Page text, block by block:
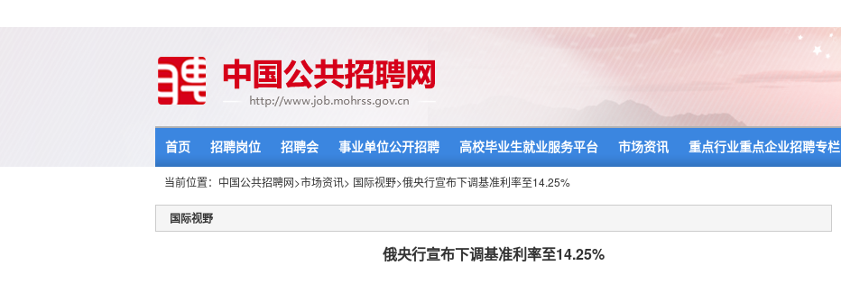
首页 招聘岗位 招聘会 事业单位公开招聘 高校毕业生就业服务平台 市场资讯 重点行业重点企业招聘专栏
当前位置： 中国公共招聘网>市场资讯> 国际视野>俄央行宣布下调基准利率至14.25%
国际视野
俄央行宣布下调基准利率至14.25%